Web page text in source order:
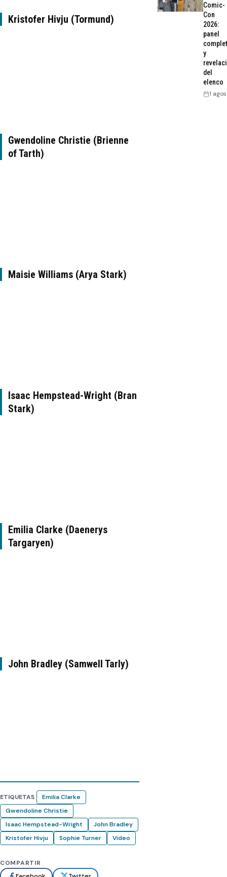
Kristofer Hivju (Tormund)
Gwendoline Christie (Brienne
of Tarth)
Maisie Williams (Arya Stark)
Isaac Hempstead-Wright (Bran
Stark)
Emilia Clarke (Daenerys
Targaryen)
John Bradley (Samwell Tarly)
ETIQUETAS
Emilia Clarke
Gwendoline Christie
Isaac Hempstead-Wright
John Bradley
Kristofer Hivju
Sophie Turner Video
COMPARTIR
Comic-
Con
2026:
panel
y
del
elenco
1